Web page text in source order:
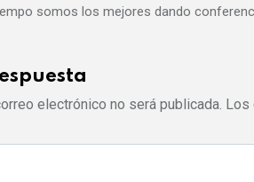
somos los mejores dando
electrónico no será publicada. Los